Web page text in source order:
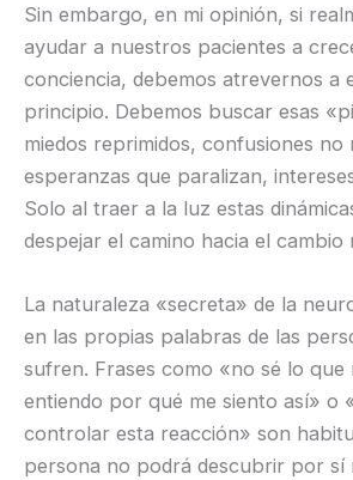
Sin embargo, en mi opinión, si
ayudar a nuestros pacientes a
conciencia, debemos atrevernos a
principio. Debemos buscar esas
miedos reprimidos, confusiones no
esperanzas que paralizan,
Solo al traer a la luz estas
despejar el camino hacia el cambio
La naturaleza «secreta» de la
en las propias palabras de las
sufren. Frases como «no sé lo que
entiendo por qué me siento así» o
controlar esta reacción» son
persona no podrá descubrir por sí